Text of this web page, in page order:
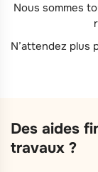
Nous sommes
N’attendez plus
Des aides
travaux ?